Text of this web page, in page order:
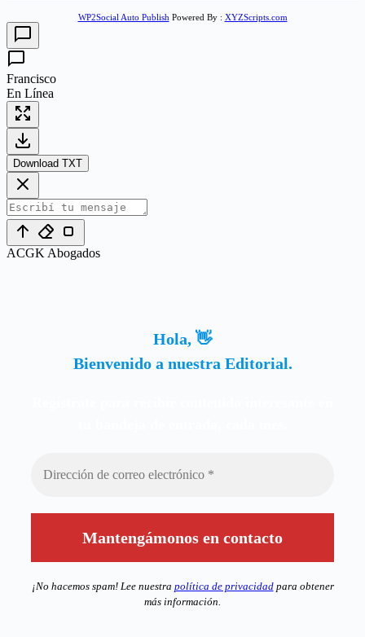
WP2Social Auto PublishPowered By : XYZScripts.com
Francisco
En Línea
Download TXT
ACGK Abogados
Hola, 👋
Bienvenido a nuestra Editorial.
¡No hacemos spam! Lee nuestra política de privacidadpara obtener
más información.